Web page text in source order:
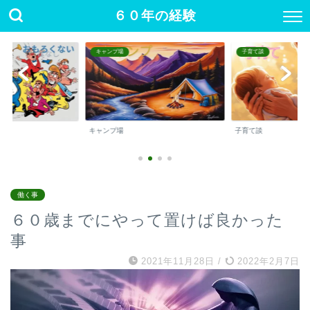
６０年の経験
キャンプ場
キャンプ場
子育て談
子育て談
働く事
６０歳までにやって置けば良かった
事
2021年11月28日 / 2022年2月7日